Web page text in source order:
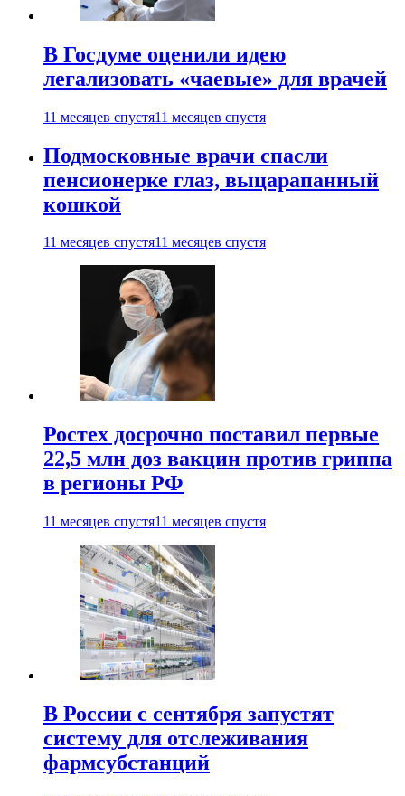
В Госдуме оценили идею
легализовать «чаевые» для врачей
11 месяцев спустя11 месяцев спустя
Подмосковные врачи спасли
пенсионерке глаз, выцарапанный
кошкой
11 месяцев спустя11 месяцев спустя
Ростех досрочно поставил первые
22,5 млн доз вакцин против гриппа
в регионы РФ
11 месяцев спустя11 месяцев спустя
В России с сентября запустят
систему для отслеживания
фармсубстанций